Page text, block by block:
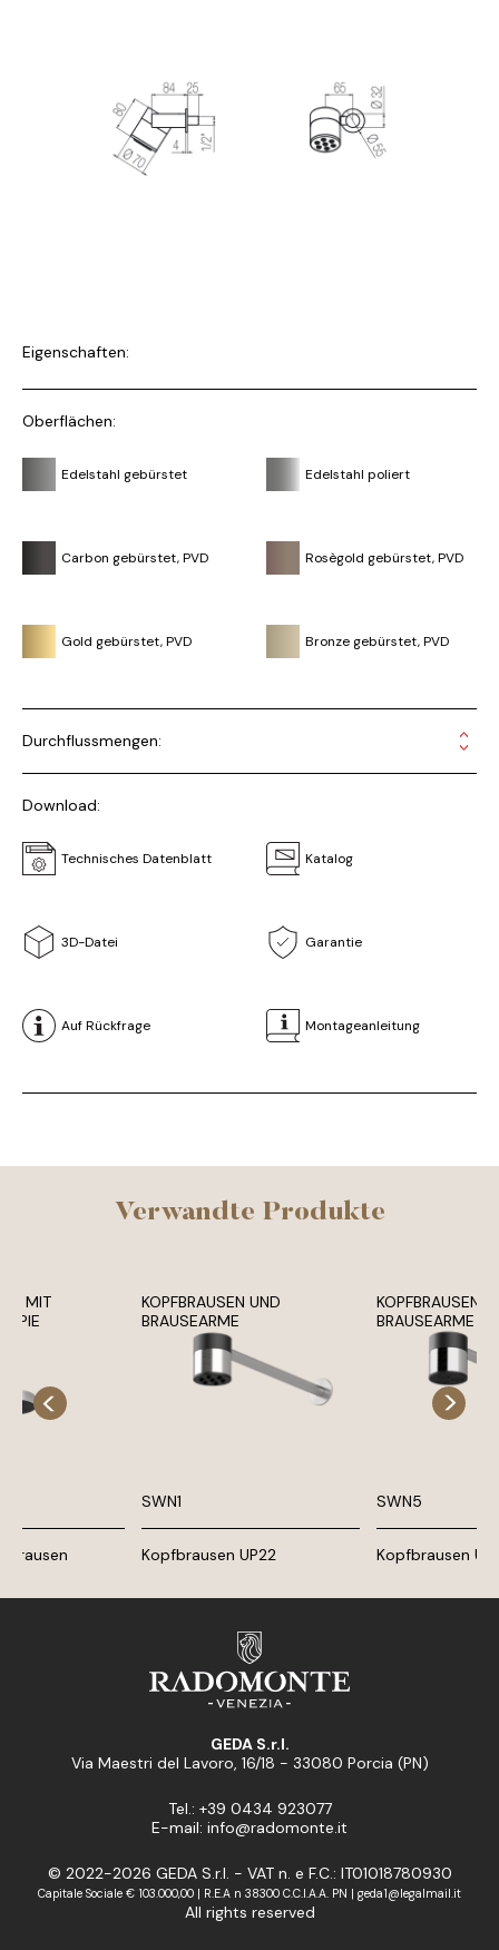
Eigenschaften:
Oberflächen:
Edelstahl gebürstet Edelstahl poliert
Carbon gebürstet, PVD Rosègold gebürstet, PVD
Gold gebürstet, PVD Bronze gebürstet, PVD
Durchflussmengen:
Download:
Technisches Datenblatt Katalog
3D-Datei Garantie
Auf Rückfrage Montageanleitung
Verwandte Produkte
MIT
KOPFBRAUSEN UND
BRAUSEARME
SWN1
Kopfbrausen UP22
KOPFBRAUSEN
BRAUSEARME
SWN5
Kopfbrausen
GEDA S.r.l.
Via Maestri del Lavoro, 16/18 - 33080 Porcia (PN)
Tel.: +39 0434 923077
E-mail: info@radomonte.it
© 2022-2026 GEDA S.r.l. - VAT n. e F.C.: IT01018780930
Capitale Sociale € 103.000,00 | R.E.A n 38300 C.C.I.A.A. PN | geda1@legalmail.it
All rights reserved